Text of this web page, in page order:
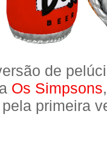
de
Os Simpsons
primeira